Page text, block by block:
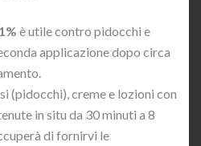
è utile contro pidocchi e
applicazione dopo circa
(pidocchi), creme e lozioni con
in situ da 30 minuti a 8
di fornirvi le